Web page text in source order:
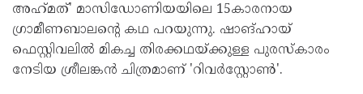
അഹ്‌മത്' മാസിഡോണിയയിലെ 15കാരനായ
ഗ്രാമീണബാലന്റെ കഥ പറയുന്നു. ഷാങ്ഹായ്
ഫെസ്റ്റിവലില്‍ മികച്ച തിരക്കഥയ്ക്കുള്ള പുരസ്‌കാരം
നേടിയ ശ്രീലങ്കന്‍ ചിത്രമാണ് 'റിവര്‍‌സ്റ്റോണ്‍'.